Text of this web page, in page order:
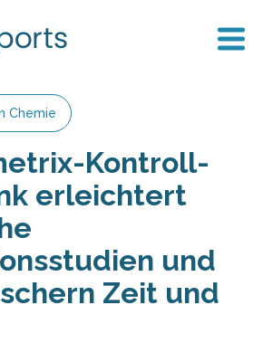
Chemie
Kontroll-
erleichtert
und
Zeit und